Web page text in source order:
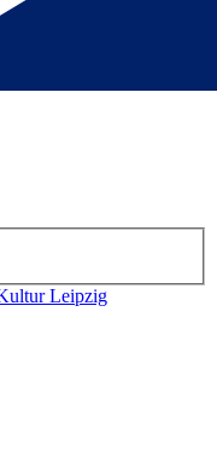
Leipzig